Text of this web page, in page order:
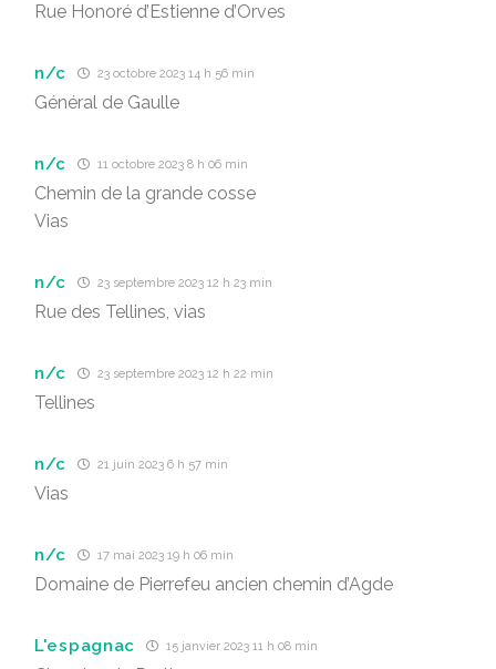
Rue Honoré d’Estienne d’Orves
n/c 23 octobre 2023 14 h 56 min
Général de Gaulle
n/c 11 octobre 2023 8 h 06 min
Chemin de la grande cosse
Vias
n/c 23 septembre 2023 12 h 23 min
Rue des Tellines, vias
n/c 23 septembre 2023 12 h 22 min
Tellines
n/c 21 juin 2023 6 h 57 min
Vias
n/c 17 mai 2023 19 h 06 min
Domaine de Pierrefeu ancien chemin d’Agde
L'espagnac 15 janvier 2023 11 h 08 min